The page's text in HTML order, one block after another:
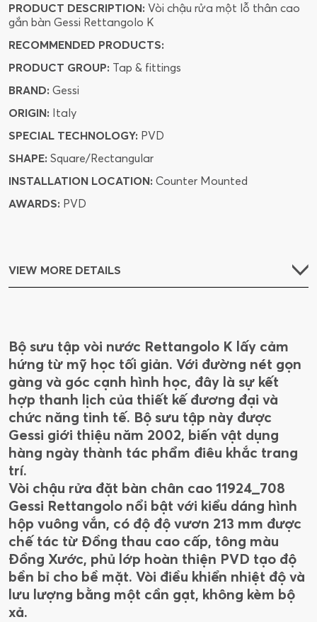
PRODUCT DESCRIPTION: Vòi chậu rửa một lỗ thân cao
gắn bàn Gessi Rettangolo K
RECOMMENDED PRODUCTS:
PRODUCT GROUP: Tap & fittings
BRAND: Gessi
ORIGIN: Italy
SPECIAL TECHNOLOGY: PVD
SHAPE: Square/Rectangular
INSTALLATION LOCATION: Counter Mounted
AWARDS: PVD
VIEW MORE DETAILS
Bộ sưu tập vòi nước Rettangolo K lấy cảm
hứng từ mỹ học tối giản. Với đường nét gọn
gàng và góc cạnh hình học, đây là sự kết
hợp thanh lịch của thiết kế đương đại và
chức năng tinh tế. Bộ sưu tập này được
Gessi giới thiệu năm 2002, biến vật dụng
hàng ngày thành tác phẩm điêu khắc trang
trí.
Vòi chậu rửa đặt bàn chân cao 11924_708
Gessi Rettangolo nổi bật với kiểu dáng hình
hộp vuông vắn, có độ độ vươn 213 mm được
chế tác từ Đồng thau cao cấp, tông màu
Đồng Xước, phủ lớp hoàn thiện PVD tạo độ
bền bỉ cho bề mặt. Vòi điều khiển nhiệt độ và
lưu lượng bằng một cần gạt, không kèm bộ
xả.